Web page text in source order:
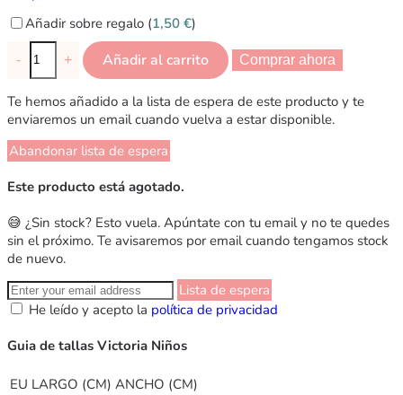
Añadir sobre regalo (1,50 €)
- + Añadir al carrito Comprar ahora
Te hemos añadido a la lista de espera de este producto y te
enviaremos un email cuando vuelva a estar disponible.
Abandonar lista de espera
Este producto está agotado.
😅 ¿Sin stock? Esto vuela. Apúntate con tu email y no te quedes
sin el próximo. Te avisaremos por email cuando tengamos stock
de nuevo.
Lista de espera
He leído y acepto la política de privacidad
Guia de tallas Victoria Niños
EU LARGO (CM) ANCHO (CM)